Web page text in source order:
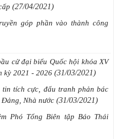
(27/04/2021)
góp phần vào thành công
cử đại biểu Quốc hội khóa XV
kỳ 2021 - 2026 (31/03/2021)
tích cực, đấu tranh phản bác
Nhà nước (31/03/2021)
Phó Tổng Biên tập Báo Thái